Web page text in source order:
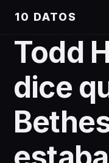
10 DATOS
Todd
dice